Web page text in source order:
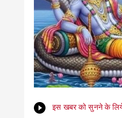
इस खबर को सुनने के